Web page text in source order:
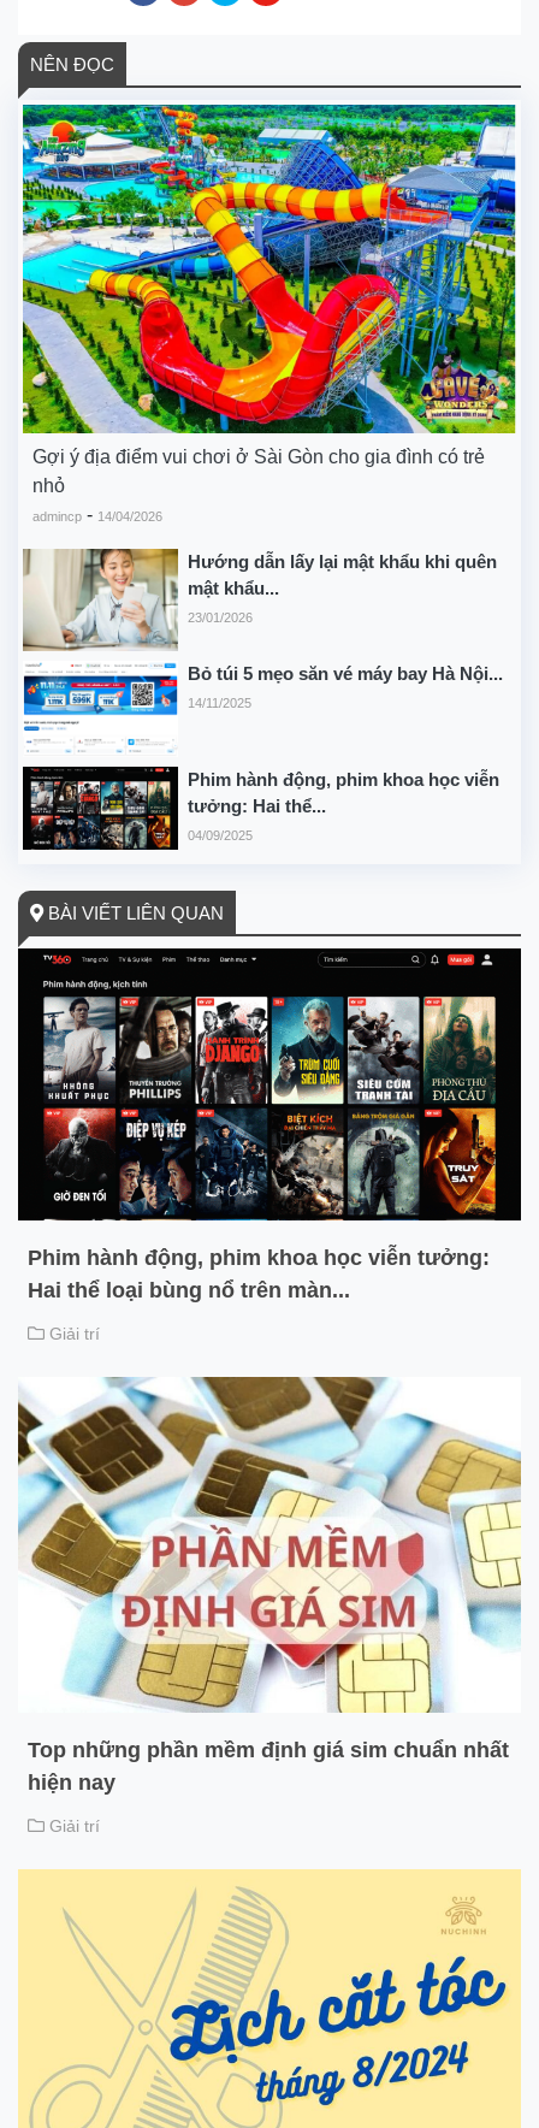
NÊN ĐỌC
Gợi ý địa điểm vui chơi ở Sài Gòn cho gia đình có trẻ
nhỏ
admincp - 14/04/2026
Hướng dẫn lấy lại mật khẩu khi quên
mật khẩu...
23/01/2026
Bỏ túi 5 mẹo săn vé máy bay Hà Nội...
14/11/2025
Phim hành động, phim khoa học viễn
tưởng: Hai thể...
04/09/2025
BÀI VIẾT LIÊN QUAN
Phim hành động, phim khoa học viễn tưởng:
Hai thể loại bùng nổ trên màn...
Giải trí
Top những phần mềm định giá sim chuẩn nhất
hiện nay
Giải trí